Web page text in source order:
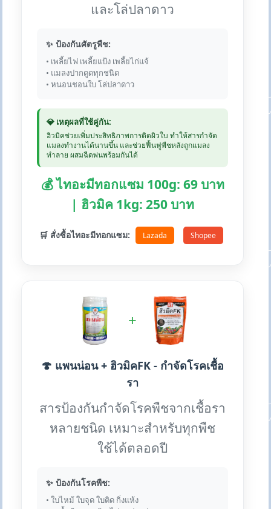
และโล่ปลาดาว
✨ ป้องกันศัตรูพืช:
• เพลี้ยไฟ เพลี้ยแป้ง เพลี้ยไก่แจ้
• แมลงปากดูดทุกชนิด
• หนอนชอนใบ โล่ปลาดาว
💎 เหตุผลที่ใช้คู่กัน:
ฮิวมิคช่วยเพิ่มประสิทธิภาพการติดผิวใบ ทำให้สารกำจัด
แมลงทำงานได้นานขึ้น และช่วยฟื้นฟูพืชหลังถูกแมลง
ทำลาย ผสมฉีดพ่นพร้อมกันได้
💰 ไทอะมีทอกแซม 100g: 69 บาท
| ฮิวมิค 1kg: 250 บาท
🛒 สั่งซื้อไทอะมีทอกแซม: Lazada Shopee
+
🍄 แพนน่อน + ฮิวมิคFK - กำจัดโรคเชื้อ
รา
สารป้องกันกำจัดโรคพืชจากเชื้อรา
หลายชนิด เหมาะสำหรับทุกพืช
ใช้ได้ตลอดปี
✨ ป้องกันโรคพืช:
• ใบไหม้ ใบจุด ใบติด กิ่งแห้ง